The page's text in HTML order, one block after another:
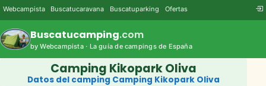
Webcampista Buscatucaravana Buscatuparking Ofertas
Buscatucamping.com
by Webcampista · La guía de campings de España
Camping Kikopark Oliva
Datos del camping Camping Kikopark Oliva